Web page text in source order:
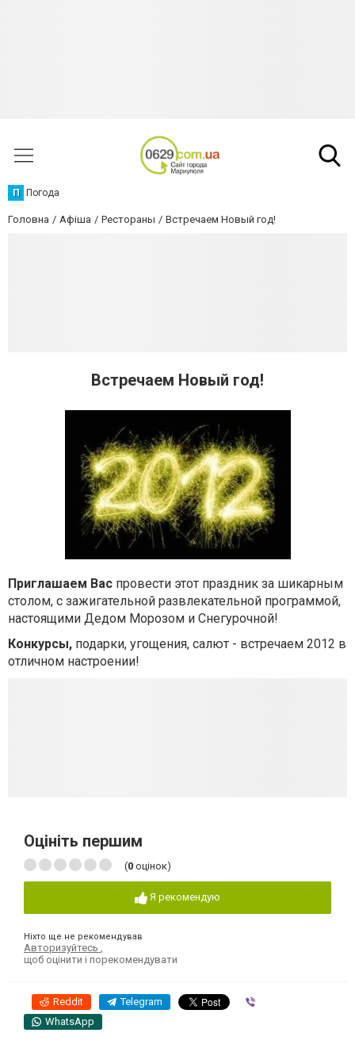
П Погода
Головна Афіша Рестораны Встречаем Новый год!
Встречаем Новый год!
Приглашаем Вас провести этот праздник за шикарным
столом, с зажигательной развлекательной программой,
настоящими Дедом Морозом и Снегурочной!
Конкурсы, подарки, угощения, салют - встречаем 2012 в
отличном настроении!
Оцініть першим
(0 оцінок)
Я рекомендую
Ніхто ще не рекомендував
Авторизуйтесь
щоб оцінити і порекомендувати
Reddit Telegram
WhatsApp